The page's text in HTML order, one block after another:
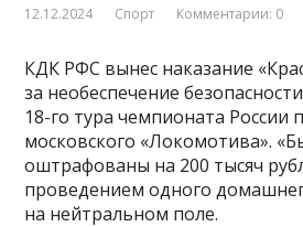
12.12.2024 Спорт Комментарии: 0
КДК РФС вынес наказание
за необеспечение
18-го тура чемпионата России
московского «Локомотива».
оштрафованы на 200 тысяч
проведением одного
на нейтральном поле.